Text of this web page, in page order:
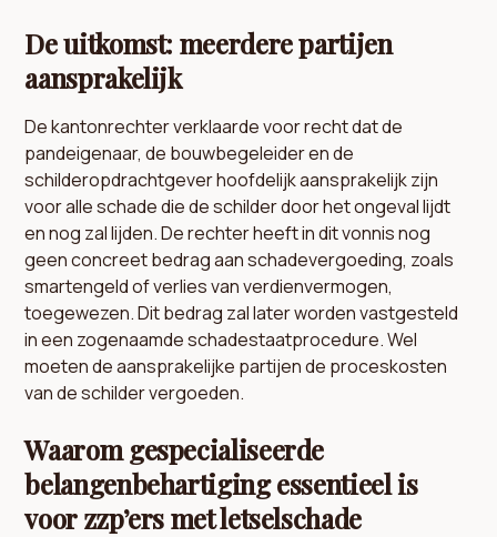
De uitkomst: meerdere partijen
aansprakelijk
De kantonrechter verklaarde voor recht dat de
pandeigenaar, de bouwbegeleider en de
schilderopdrachtgever hoofdelijk aansprakelijk zijn
voor alle schade die de schilder door het ongeval lijdt
en nog zal lijden. De rechter heeft in dit vonnis nog
geen concreet bedrag aan schadevergoeding, zoals
smartengeld of verlies van verdienvermogen,
toegewezen. Dit bedrag zal later worden vastgesteld
in een zogenaamde schadestaatprocedure. Wel
moeten de aansprakelijke partijen de proceskosten
van de schilder vergoeden.
Waarom gespecialiseerde
belangenbehartiging essentieel is
voor zzp’ers met letselschade